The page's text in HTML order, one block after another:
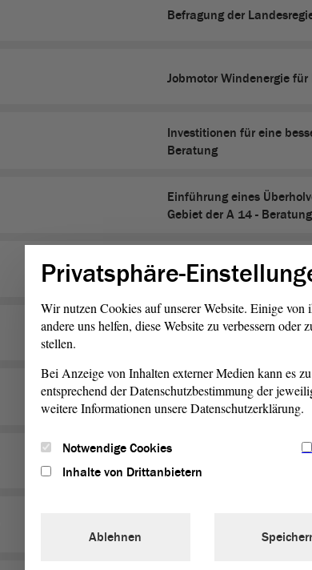
Befragung der
Jobmotor Windenergie
Investitionen für eine
Beratung
Einführung eines
Gebiet der A 14 - Beratung
Krankenhauslandschaft
- Gesundheitspolitische
Moderne Schule -
Entwurf eines Gesetzes
Zweite Beratung
Entwurf eines Gesetzes
Sachsen-Anhalt - Zweite
Privatsphäre-
Wir nutzen Cookies auf unserer Website. Einige
andere uns helfen, diese Website zu verbessern
stellen.
Bei Anzeige von Inhalten externer Medien kann es
entsprechend der Datenschutzbestimmung der
weitere Informationen unsere Datenschutzerklärung.
Notwendige Cookies
Inhalte von Drittanbietern
Ablehnen